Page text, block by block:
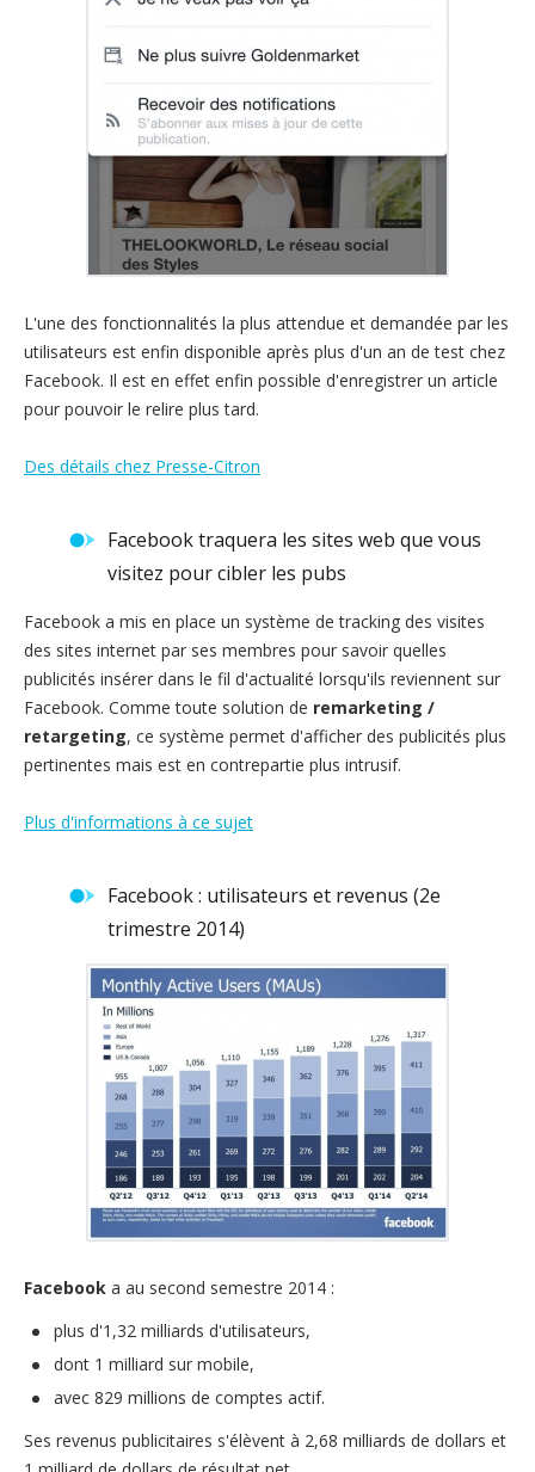
L'une des fonctionnalités la plus attendue et demandée par les
utilisateurs est enfin disponible après plus d'un an de test chez
Facebook. Il est en effet enfin possible d'enregistrer un article
pour pouvoir le relire plus tard.
Des détails chez Presse-Citron
Facebook traquera les sites web que vous
visitez pour cibler les pubs
Facebook a mis en place un système de tracking des visites
des sites internet par ses membres pour savoir quelles
publicités insérer dans le fil d'actualité lorsqu'ils reviennent sur
Facebook. Comme toute solution de remarketing /
retargeting, ce système permet d'afficher des publicités plus
pertinentes mais est en contrepartie plus intrusif.
Plus d'informations à ce sujet
Facebook : utilisateurs et revenus (2e
trimestre 2014)
Facebook a au second semestre 2014 :
plus d'1,32 milliards d'utilisateurs,
dont 1 milliard sur mobile,
avec 829 millions de comptes actif.
Ses revenus publicitaires s'élèvent à 2,68 milliards de dollars et